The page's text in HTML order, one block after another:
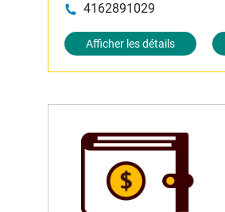
4162891029
Afficher les détails